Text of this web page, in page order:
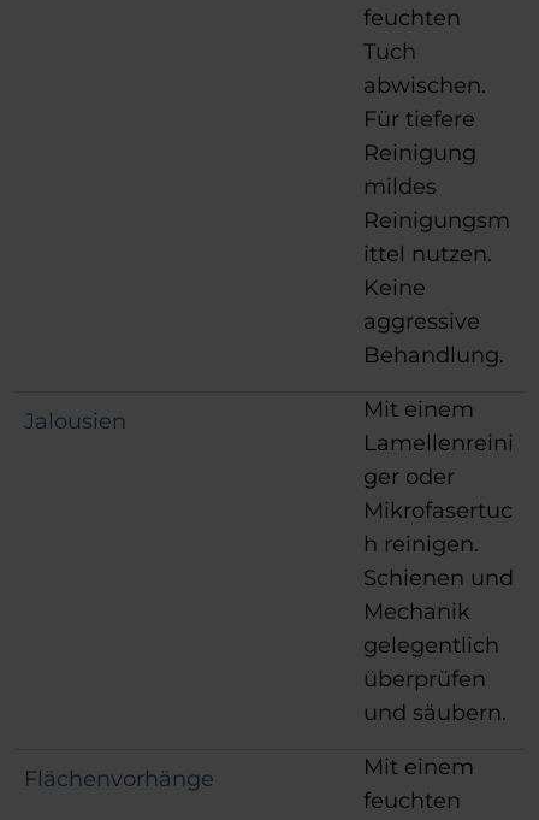
feuchten
Tuch
abwischen.
Für tiefere
Reinigung
mildes
Reinigungsm
ittel nutzen.
Keine
aggressive
Behandlung.
Jalousien
Mit einem
Lamellenreini
ger oder
Mikrofasertuc
h reinigen.
Schienen und
Mechanik
gelegentlich
überprüfen
und säubern.
Flächenvorhänge
Mit einem
feuchten